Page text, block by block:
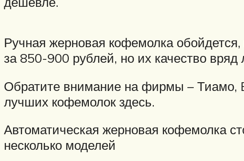
Ручная жерновая кофемолка
за 850-900 рублей, но их качество
Обратите внимание на фирмы – Тиамо,
лучших кофемолок здесь.
Автоматическая жерновая кофемолка
несколько моделей